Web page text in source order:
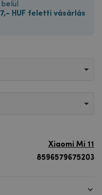
HUF feletti vásárlás
Xiaomi Mi 11
8596579675203